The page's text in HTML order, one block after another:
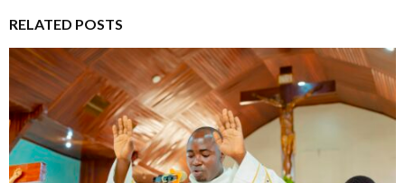
RELATED POSTS